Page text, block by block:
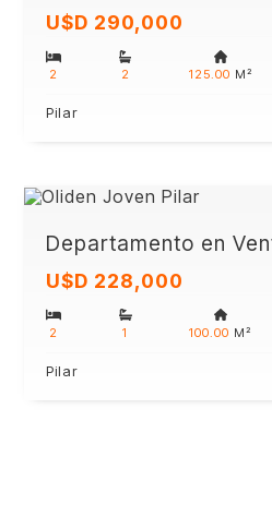
U$D 290,000
2 2 125.00 M²
Pilar
Departamento en
U$D 228,000
2 1 100.00 M²
Pilar